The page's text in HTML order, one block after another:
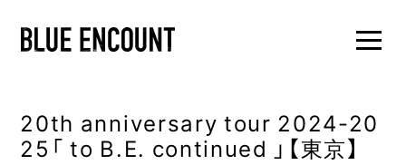
20th anniversary tour 2024-20
25「 to B.E. continued 」【東京】